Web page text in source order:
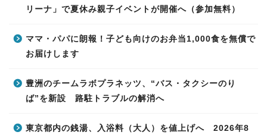
リーナ」で夏休み親子イベントが開催へ（参加無料）
ママ・パパに朗報！子ども向けのお弁当1,000食を無償で
お届けします
豊洲のチームラボプラネッツ、“バス・タクシーのり
ば”を新設 路駐トラブルの解消へ
東京都内の銭湯、入浴料（大人）を値上げへ 2026年8